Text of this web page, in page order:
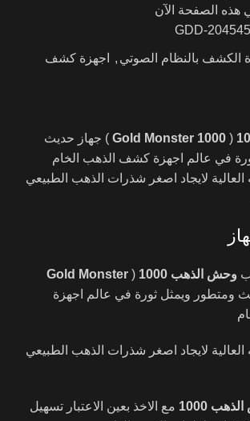
هذه الصفحة الآن
GDD-
الكشف بالنظام الصوتي ,
اجهزة كشف
(
Gold Monster 1000 ) جهاز حديث
في عالم اجهزة كشف الذهب الخام
العالية لايجاد اصغر شذرات الذهب الطبيعي
وحش الذهب 1000
(
Gold Monster
ومتطور ويمثل ثورة في عالم اجهزة
العالية لايجاد اصغر شذرات الذهب الطبيعي
1000 مع الاخذ بعين الاعتبار تسهيل